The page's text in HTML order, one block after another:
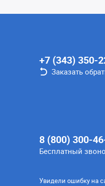
+7 (343) 350-
Заказать
8 (800) 300-
Бесплатный
Увидели ошибку на